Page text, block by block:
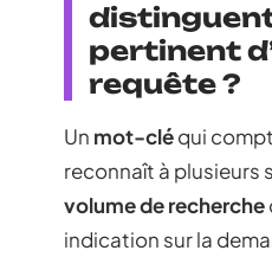
pertinent
requête ?
Un mot-cléqui
reconnaît à plusieurs
volume de recherche
indication sur la